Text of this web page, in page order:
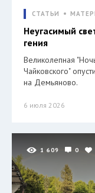
СТАТЬИ
Неугасимый
гения
Великолепная
Чайковского"
на Демьяново.
6 июля 2026
1 609 0